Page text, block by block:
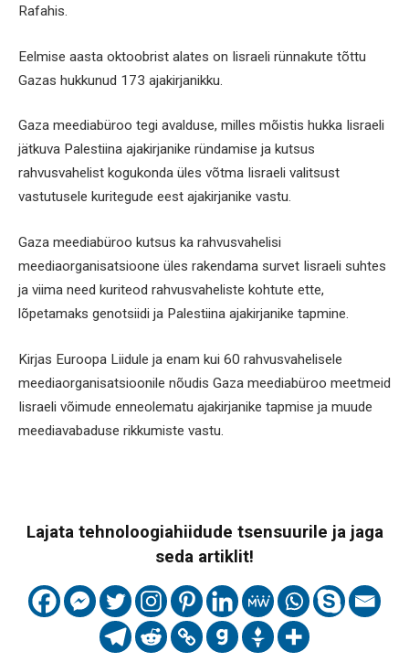
Rafahis.
Eelmise aasta oktoobrist alates on Iisraeli rünnakute tõttu
Gazas hukkunud 173 ajakirjanikku.
Gaza meediabüroo tegi avalduse, milles mõistis hukka Iisraeli
jätkuva Palestiina ajakirjanike ründamise ja kutsus
rahvusvahelist kogukonda üles võtma Iisraeli valitsust
vastutusele kuritegude eest ajakirjanike vastu.
Gaza meediabüroo kutsus ka rahvusvahelisi
meediaorganisatsioone üles rakendama survet Iisraeli suhtes
ja viima need kuriteod rahvusvaheliste kohtute ette,
lõpetamaks genotsiidi ja Palestiina ajakirjanike tapmine.
Kirjas Euroopa Liidule ja enam kui 60 rahvusvahelisele
meediaorganisatsioonile nõudis Gaza meediabüroo meetmeid
Iisraeli võimude enneolematu ajakirjanike tapmise ja muude
meediavabaduse rikkumiste vastu.
Lajata tehnoloogiahiidude tsensuurile ja jaga
seda artiklit!